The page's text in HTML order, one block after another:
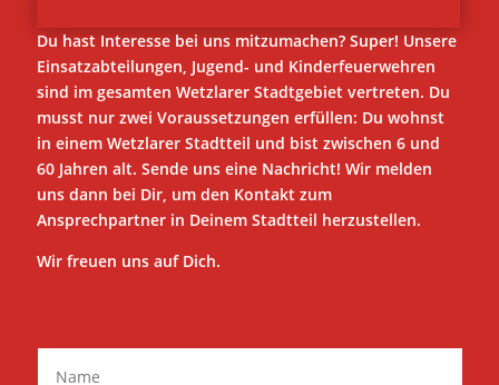
Du hast Interesse bei uns mitzumachen? Super! Unsere
Einsatzabteilungen, Jugend- und Kinderfeuerwehren
sind im gesamten Wetzlarer Stadtgebiet vertreten. Du
musst nur zwei Voraussetzungen erfüllen: Du wohnst
in einem Wetzlarer Stadtteil und bist zwischen 6 und
60 Jahren alt. Sende uns eine Nachricht! Wir melden
uns dann bei Dir, um den Kontakt zum
Ansprechpartner in Deinem Stadtteil herzustellen.
Wir freuen uns auf Dich.